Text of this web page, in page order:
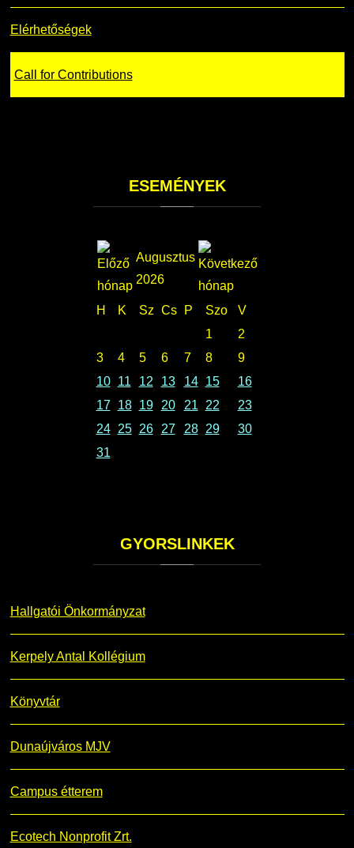
Elérhetőségek
Call for Contributions
ESEMÉNYEK
Augusztus
2026
H K Sz Cs P Szo
V
1
2
3
4 5 6 7 8
9
10
11 12 13 14 15
16
17
18 19 20 21 22
23
24
25 26 27 28 29
30
31
GYORSLINKEK
Hallgatói Önkormányzat
Kerpely Antal Kollégium
Könyvtár
Dunaújváros MJV
Campus étterem
Ecotech Nonprofit Zrt.